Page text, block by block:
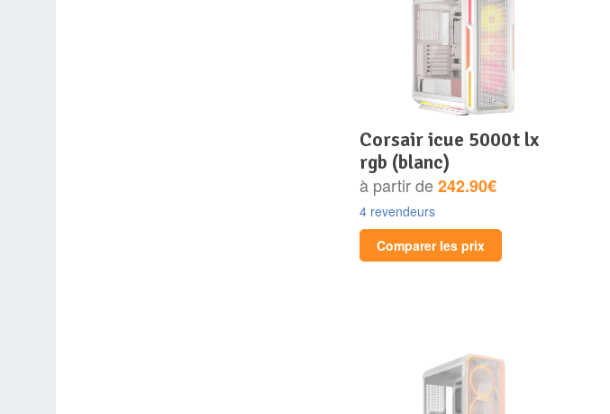
corsair icue 5000t lx
rgb (blanc)
à partir de242.90€
4 revendeurs
Comparer les prix